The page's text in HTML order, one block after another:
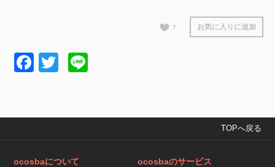
7 お気に入りに追加
Facebook
Twitter
TOPへ戻る
ocosbaについて ocosbaのサービス